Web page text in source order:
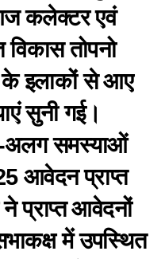
कलेक्टर एवं
तोपनो
के इलाकों से आए
सुनी गई।
समस्याओं
आवेदन प्राप्त
प्राप्त आवेदनों
में उपस्थित